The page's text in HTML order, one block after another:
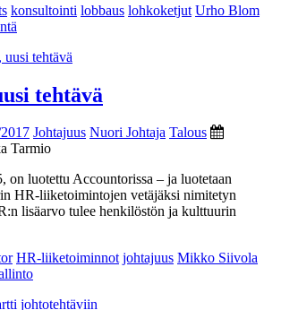
konsultointi lobbaus lohkoketjut Urho Blom
tehtävä
Johtajuus Nuori Johtaja Talous
Tarmio
on luotettu Accountorissa – ja luotetaan
HR-liiketoimintojen vetäjäksi nimitetyn
lisäarvo tulee henkilöstön ja kulttuurin
HR-liiketoiminnot johtajuus Mikko Siivola